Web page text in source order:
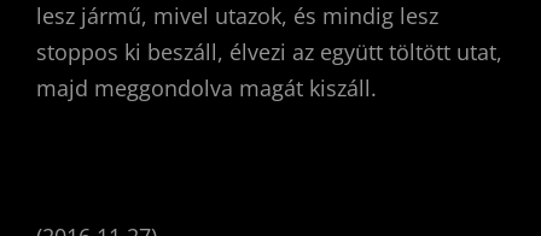
lesz jármű, mivel utazok, és mindig lesz
stoppos ki beszáll, élvezi az együtt töltött utat,
majd meggondolva magát kiszáll.